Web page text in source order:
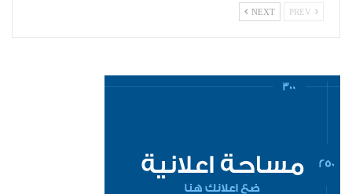
NEXT